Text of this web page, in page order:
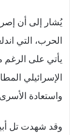
يُشار إلى أن
يأتي على الرغم
الإسرائيلي
واستعادة
وقد شهدت تل